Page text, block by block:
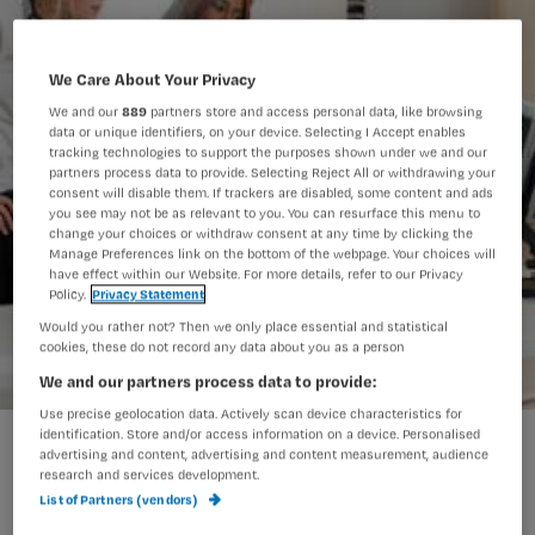
Op de afdeling van mbo-
verpleegkundige Bo krijgen hbo-v
We Care About Your Privacy
We and our889 partners store and access personal data, like browsing
data or unique identifiers, on your device. Selecting I Accept enables
tracking technologies to support the purposes shown under we and our
partners process data to provide. Selecting Reject All or withdrawing your
consent will disable them. If trackers are disabled, some content and ads
you see may not be as relevant to you. You can resurface this menu to
change your choices or withdraw consent at any time by clicking the
Manage Preferences link on the bottom of the webpage. Your choices will
have effect within our Website. For more details, refer to our Privacy
Policy. Privacy Statement
Would you rather not? Then we only place essential and statistical
cookies, these do not record any data about you as a person
We and our partners process data to provide:
Use precise geolocation data. Actively scan device characteristics for
identification. Store and/or access information on a device. Personalised
advertising and content, advertising and content measurement, audience
research and services development.
List of Partners (vendors)